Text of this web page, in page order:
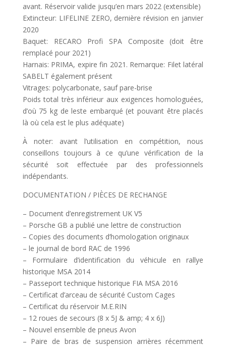
avant. Réservoir valide jusqu’en mars 2022 (extensible)
Extincteur: LIFELINE ZERO, dernière révision en janvier
2020
Baquet: RECARO Profi SPA Composite (doit être
remplacé pour 2021)
Harnais: PRIMA, expire fin 2021. Remarque: Filet latéral
SABELT également présent
Vitrages: polycarbonate, sauf pare-brise
Poids total très inférieur aux exigences homologuées,
d’où 75 kg de leste embarqué (et pouvant être placés
là où cela est le plus adéquate)
À noter: avant l’utilisation en compétition, nous
conseillons toujours à ce qu’une vérification de la
sécurité soit effectuée par des professionnels
indépendants.
DOCUMENTATION / PIÈCES DE RECHANGE
– Document d’enregistrement UK V5
– Porsche GB a publié une lettre de construction
– Copies des documents d’homologation originaux
– le journal de bord RAC de 1996
– Formulaire d’identification du véhicule en rallye
historique MSA 2014
– Passeport technique historique FIA MSA 2016
– Certificat d’arceau de sécurité Custom Cages
– Certificat du réservoir M.E.RIN
– 12 roues de secours (8 x 5J & amp; 4 x 6J)
– Nouvel ensemble de pneus Avon
– Paire de bras de suspension arrières récemment